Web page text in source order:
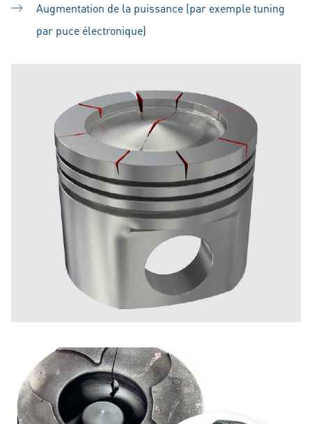
Augmentation de la puissance (par exemple tuning
par puce électronique)